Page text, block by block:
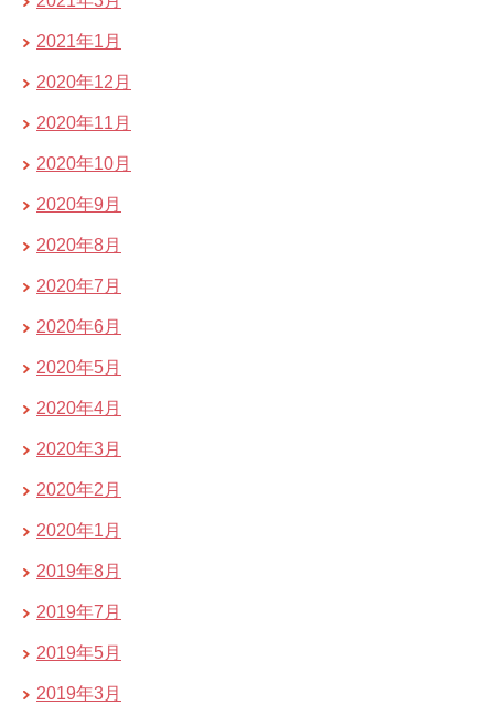
2021年1月
2020年12月
2020年11月
2020年10月
2020年9月
2020年8月
2020年7月
2020年6月
2020年5月
2020年4月
2020年3月
2020年2月
2020年1月
2019年8月
2019年7月
2019年5月
2019年3月